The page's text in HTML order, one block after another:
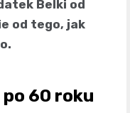
Belki od
od tego, jak
po 60 roku